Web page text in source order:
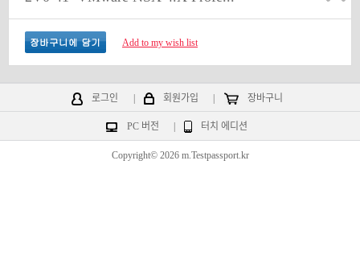
Add to my wish list
로그인 회원가입 장바구니
PC 버전 터치 에디션
Copyright© 2026 m.Testpassport.kr